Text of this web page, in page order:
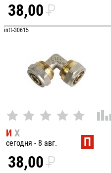
38,00P
УБ.
intt-30615
И Х
сегодня - 8 авг. П
38,00P